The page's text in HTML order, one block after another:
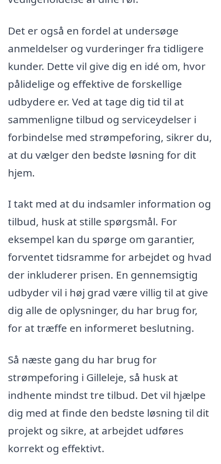
Det er også en fordel at undersøge
anmeldelser og vurderinger fra tidligere
kunder. Dette vil give dig en idé om, hvor
pålidelige og effektive de forskellige
udbydere er. Ved at tage dig tid til at
sammenligne tilbud og serviceydelser i
forbindelse med strømpeforing, sikrer du,
at du vælger den bedste løsning for dit
hjem.
I takt med at du indsamler information og
tilbud, husk at stille spørgsmål. For
eksempel kan du spørge om garantier,
forventet tidsramme for arbejdet og hvad
der inkluderer prisen. En gennemsigtig
udbyder vil i høj grad være villig til at give
dig alle de oplysninger, du har brug for,
for at træffe en informeret beslutning.
Så næste gang du har brug for
strømpeforing i Gilleleje, så husk at
indhente mindst tre tilbud. Det vil hjælpe
dig med at finde den bedste løsning til dit
projekt og sikre, at arbejdet udføres
korrekt og effektivt.